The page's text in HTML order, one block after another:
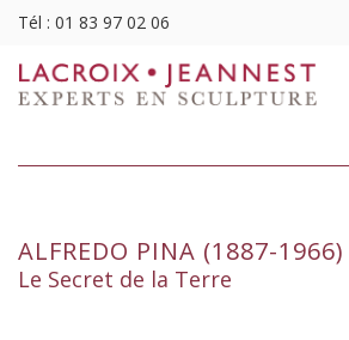
Tél : 01 83 97 02 06
ALFREDO PINA (1887-1966)
Le Secret de la Terre